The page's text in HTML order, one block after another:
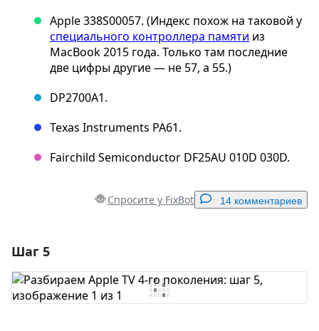
Apple 338S00057. (Индекс похож на таковой у
специального контроллера памяти из
MacBook 2015 года. Только там последние
две цифры другие — не 57, а 55.)
DP2700A1.
Texas Instruments PA61.
Fairchild Semiconductor DF25AU 010D 030D.
Спросите у FixBot 14 комментариев
Добавить комментарий
Шаг 5